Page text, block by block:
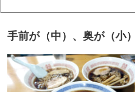
手前が（中）、奥が（小）